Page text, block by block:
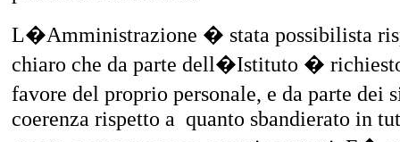
L�Amministrazione � stata possibilista
chiaro che da parte dell�Istituto �
favore del proprio personale, e da parte
coerenza rispetto a quanto sbandierato in